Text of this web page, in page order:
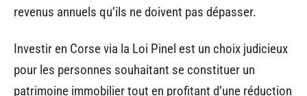
revenus annuels qu’ils ne doivent pas dépasser.
Investir en Corse via la Loi Pinel est un choix judicieux
pour les personnes souhaitant se constituer un
patrimoine immobilier tout en profitant d’une réduction